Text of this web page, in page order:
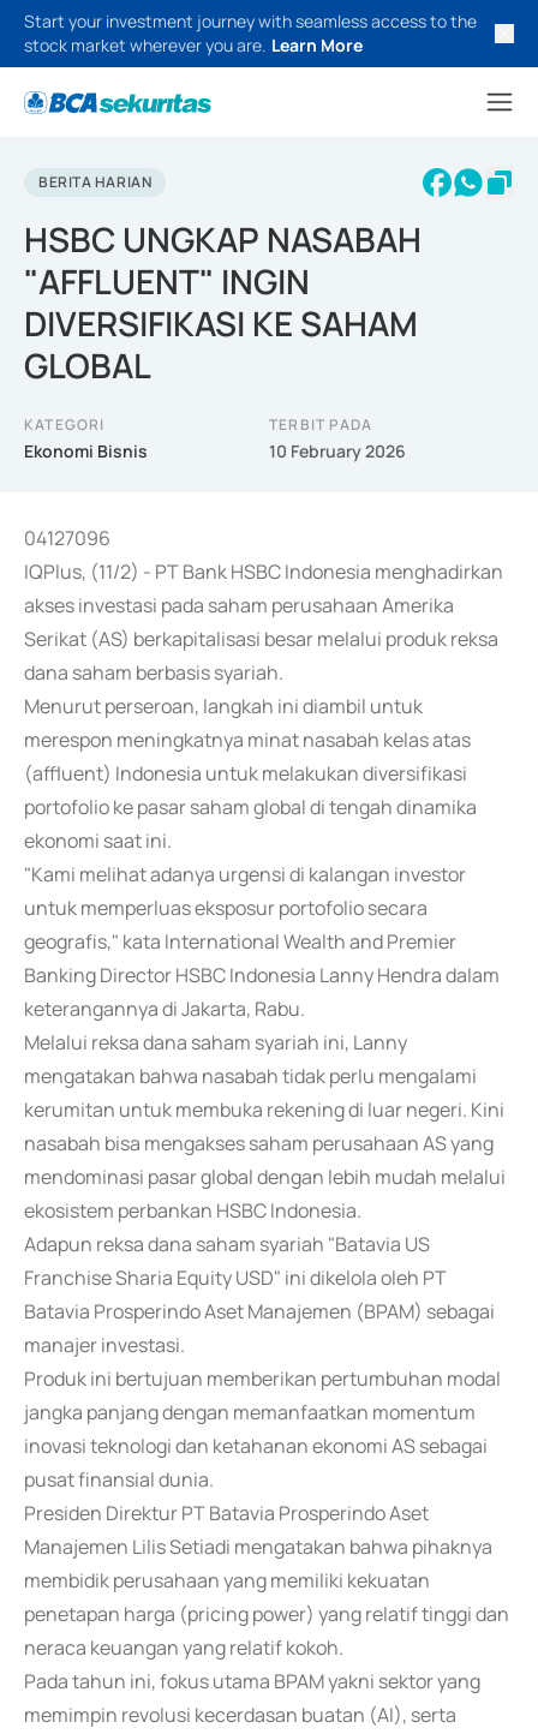
Start your investment journey with seamless access to the
stock market wherever you are. Learn More
BERITA HARIAN
HSBC UNGKAP NASABAH
"AFFLUENT" INGIN
DIVERSIFIKASI KE SAHAM
GLOBAL
KATEGORI
Ekonomi Bisnis
TERBIT PADA
10 February 2026
04127096
IQPlus, (11/2) - PT Bank HSBC Indonesia menghadirkan
akses investasi pada saham perusahaan Amerika
Serikat (AS) berkapitalisasi besar melalui produk reksa
dana saham berbasis syariah.
Menurut perseroan, langkah ini diambil untuk
merespon meningkatnya minat nasabah kelas atas
(affluent) Indonesia untuk melakukan diversifikasi
portofolio ke pasar saham global di tengah dinamika
ekonomi saat ini.
"Kami melihat adanya urgensi di kalangan investor
untuk memperluas eksposur portofolio secara
geografis," kata International Wealth and Premier
Banking Director HSBC Indonesia Lanny Hendra dalam
keterangannya di Jakarta, Rabu.
Melalui reksa dana saham syariah ini, Lanny
mengatakan bahwa nasabah tidak perlu mengalami
kerumitan untuk membuka rekening di luar negeri. Kini
nasabah bisa mengakses saham perusahaan AS yang
mendominasi pasar global dengan lebih mudah melalui
ekosistem perbankan HSBC Indonesia.
Adapun reksa dana saham syariah "Batavia US
Franchise Sharia Equity USD" ini dikelola oleh PT
Batavia Prosperindo Aset Manajemen (BPAM) sebagai
manajer investasi.
Produk ini bertujuan memberikan pertumbuhan modal
jangka panjang dengan memanfaatkan momentum
inovasi teknologi dan ketahanan ekonomi AS sebagai
pusat finansial dunia.
Presiden Direktur PT Batavia Prosperindo Aset
Manajemen Lilis Setiadi mengatakan bahwa pihaknya
membidik perusahaan yang memiliki kekuatan
penetapan harga (pricing power) yang relatif tinggi dan
neraca keuangan yang relatif kokoh.
Pada tahun ini, fokus utama BPAM yakni sektor yang
memimpin revolusi kecerdasan buatan (AI), serta